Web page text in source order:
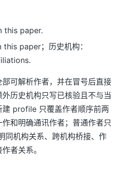
this paper.
paper；历史机构：
可解析作者，并在冒号后直接
历史机构只写已核验且不与当
profile 只覆盖作者顺序前两
和明确通讯作者；普通作者只
同机构关系、跨机构桥接、作
者关系。